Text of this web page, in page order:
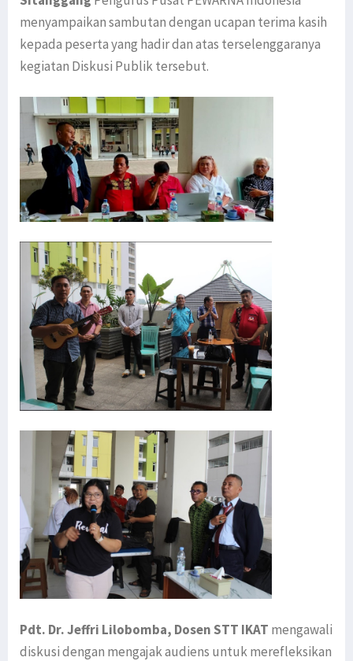
menyampaikan sambutan dengan ucapan terima kasih
kepada peserta yang hadir dan atas terselenggaranya
kegiatan Diskusi Publik tersebut.
Pdt. Dr. Jeffri Lilobomba, Dosen STT IKAT mengawali
diskusi dengan mengajak audiens untuk merefleksikan